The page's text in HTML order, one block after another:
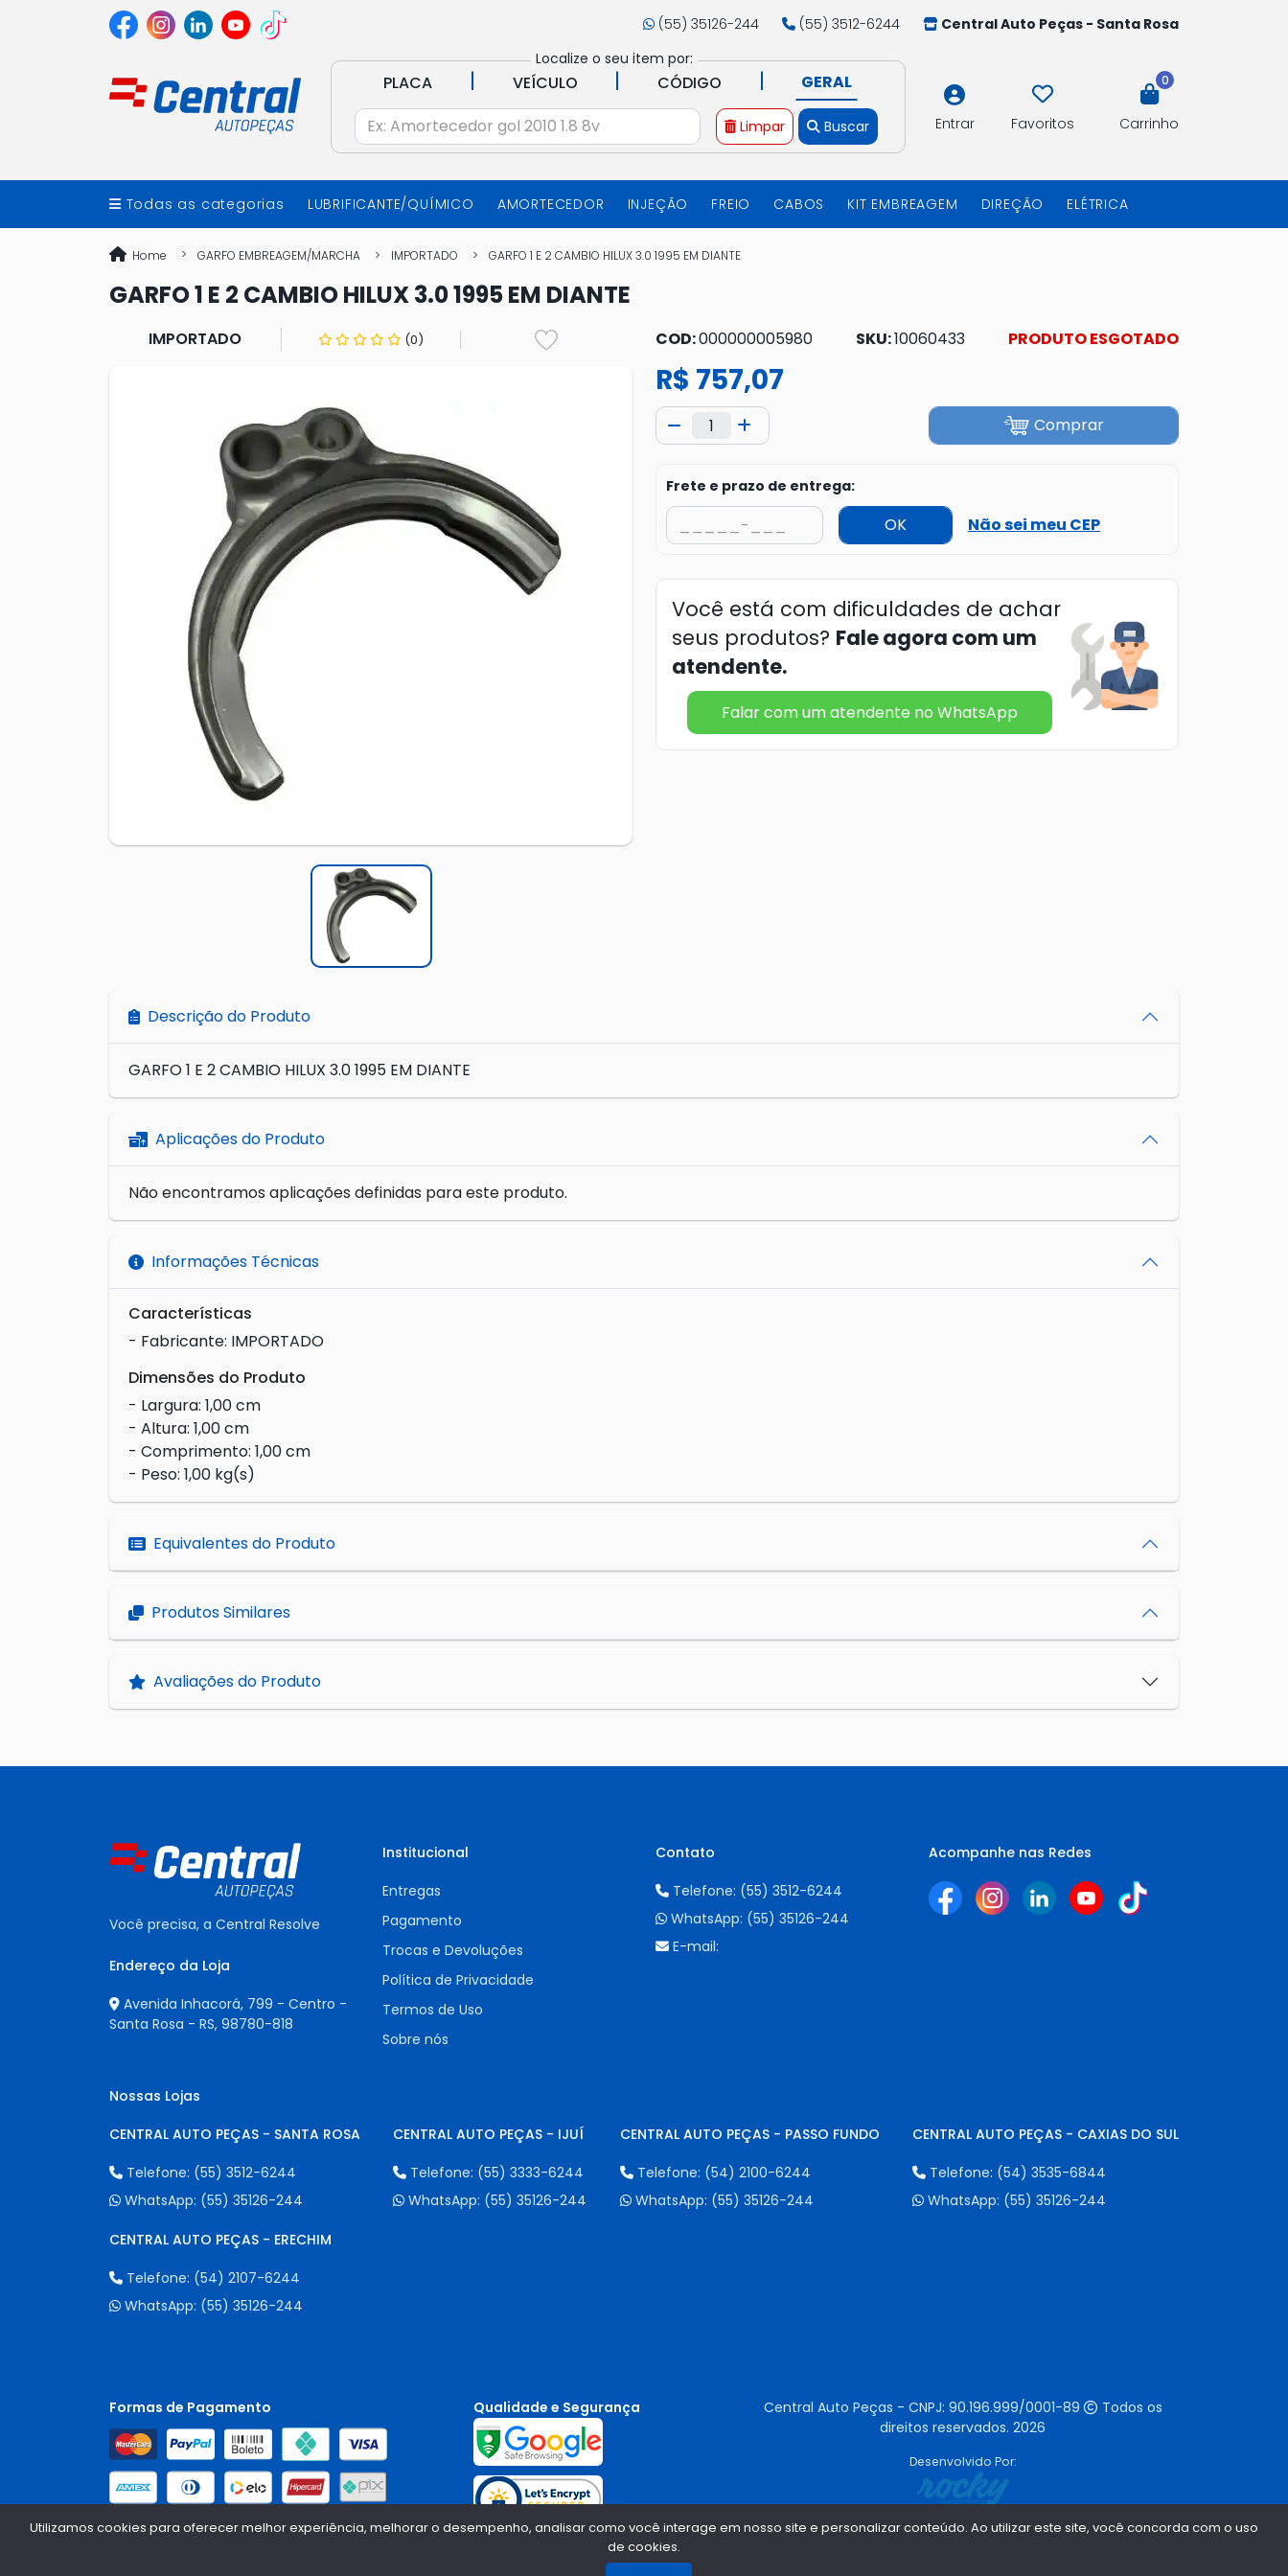
(55) 35126-244 (55) 3512-6244
Central Auto Peças - Santa Rosa
Localize o seu item por:
PLACA | VEÍCULO | CÓDIGO | GERAL
Limpar Buscar Entrar Favoritos
0
Carrinho
Todas as categorias LUBRIFICANTE/QUÍMICO AMORTECEDOR INJEÇÃO FREIO CABOS KIT EMBREAGEM DIREÇÃO ELÉTRICA
Home GARFO EMBREAGEM/MARCHA IMPORTADO GARFO 1 E 2 CAMBIO HILUX 3.0 1995 EM DIANTE
GARFO 1 E 2 CAMBIO HILUX 3.0 1995 EM DIANTE
IMPORTADO (0) COD:000000005980 SKU:10060433 PRODUTO ESGOTADO
R$ 757,07
Comprar
Frete e prazo de entrega:
OK Não sei meu CEP
Você está com dificuldades de achar
seus produtos? Fale agora com um
atendente.
Falar com um atendente no WhatsApp
Descrição do Produto
GARFO 1 E 2 CAMBIO HILUX 3.0 1995 EM DIANTE
Aplicações do Produto
Não encontramos aplicações definidas para este produto.
Informações Técnicas
Características
- Fabricante: IMPORTADO
Dimensões do Produto
- Largura: 1,00 cm
- Altura: 1,00 cm
- Comprimento: 1,00 cm
- Peso: 1,00 kg(s)
Equivalentes do Produto
Produtos Similares
Avaliações do Produto
Você precisa, a Central Resolve
Endereço da Loja
Avenida Inhacorá, 799 - Centro -
Santa Rosa - RS, 98780-818
Institucional
Entregas
Pagamento
Trocas e Devoluções
Política de Privacidade
Termos de Uso
Sobre nós
Contato
Telefone: (55) 3512-6244
WhatsApp: (55) 35126-244
E-mail:
Acompanhe nas Redes
Nossas Lojas
CENTRAL AUTO PEÇAS - SANTA ROSA
Telefone: (55) 3512-6244
WhatsApp: (55) 35126-244
CENTRAL AUTO PEÇAS - IJUÍ
Telefone: (55) 3333-6244
WhatsApp: (55) 35126-244
CENTRAL AUTO PEÇAS - PASSO FUNDO
Telefone: (54) 2100-6244
WhatsApp: (55) 35126-244
CENTRAL AUTO PEÇAS - CAXIAS DO SUL
Telefone: (54) 3535-6844
WhatsApp: (55) 35126-244
CENTRAL AUTO PEÇAS - ERECHIM
Telefone: (54) 2107-6244
WhatsApp: (55) 35126-244
Formas de Pagamento Qualidade e Segurança Central Auto Peças - CNPJ: 90.196.999/0001-89
Todos os
direitos reservados. 2026
Desenvolvido Por:
Utilizamos cookies para oferecer melhor experiência, melhorar o desempenho, analisar como você interage em nosso site e personalizar conteúdo. Ao utilizar este site, você concorda com o uso
de cookies.